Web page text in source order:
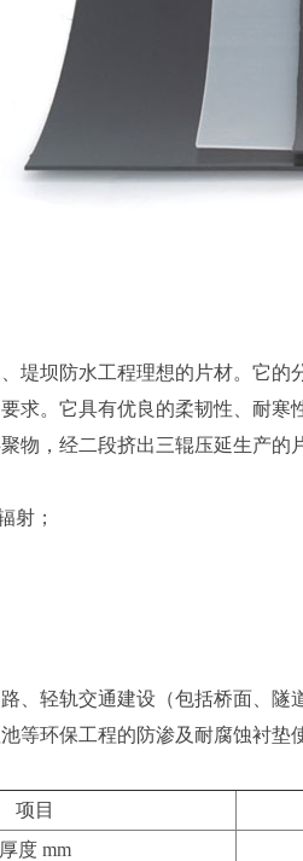
坝防水工程理想的片材。它的
求。它具有优良的柔韧性、耐
物，经二段挤出三辊压延生产的
射；
轻轨交通建设（包括桥面、隧
等环保工程的防渗及耐腐蚀衬垫
项目
厚度 mm